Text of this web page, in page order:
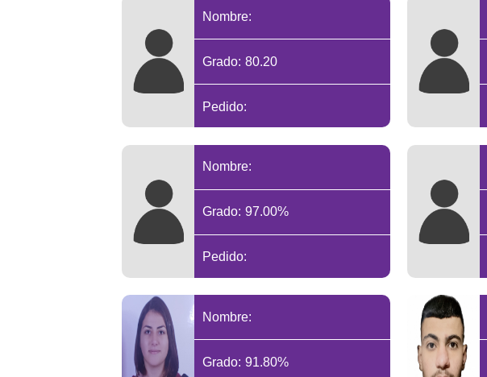
Nombre:
Grado: 80.20
Pedido:
Nombre:
Grado: 97.00%
Pedido:
Nombre:
Grado: 91.80%